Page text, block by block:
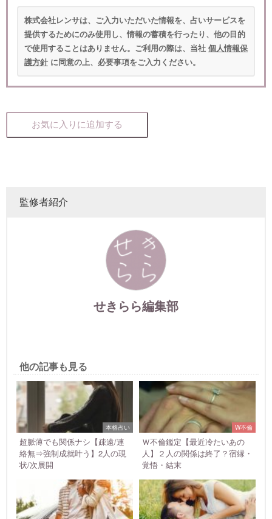
株式会社レンサは、ご入力いただいた情報を、占いサービスを
提供するためにのみ使用し、情報の蓄積を行ったり、他の目的
で使用することはありません。ご利用の際は、当社 個人情報保
護方針 に同意の上、必要事項をご入力ください。
お気に入りに追加する
監修者紹介
せきらら編集部
他の記事も見る
本格占い
超脈薄でも関係ナシ【疎遠/連
絡無⇒強制成就叶う】2人の現
状/次展開
W不倫
Ｗ不倫鑑定【最近冷たいあの
人】２人の関係は終了？宿縁・
覚悟・結末